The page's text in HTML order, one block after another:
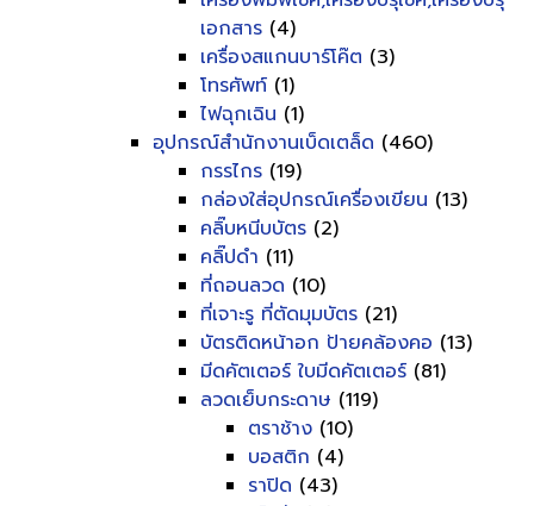
เอกสาร (4)
เครื่องสแกนบาร์โค๊ต (3)
โทรศัพท์ (1)
ไฟฉุกเฉิน (1)
อุปกรณ์สำนักงานเบ็ดเตล็ด (460)
กรรไกร (19)
กล่องใส่อุปกรณ์เครื่องเขียน (13)
คลิ๊บหนีบบัตร (2)
คลิ๊ปดำ (11)
ที่ถอนลวด (10)
ที่เจาะรู ที่ตัดมุมบัตร (21)
บัตรติดหน้าอก ป้ายคล้องคอ (13)
มีดคัตเตอร์ ใบมีดคัตเตอร์ (81)
ลวดเย็บกระดาษ (119)
ตราช้าง (10)
บอสติก (4)
ราปิด (43)